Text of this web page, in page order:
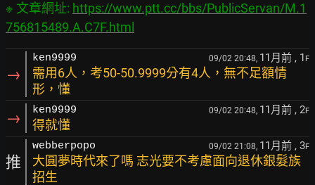
※ 文章網址: https://www.ptt.cc/bbs/PublicServan/M.1
756815489.A.C7F.html
→
ken9999 09/02 20:48, 11月前 , 1 F
需用6人，考50-50.9999分有4人，無不足額情
形，懂
→ ken9999 09/02 20:48, 11月前 , 2F
得就懂
推
webberpopo 09/02 21:08, 11月前 , 3F
大圓夢時代來了嗎 志光要不考慮面向退休銀髮族
招生